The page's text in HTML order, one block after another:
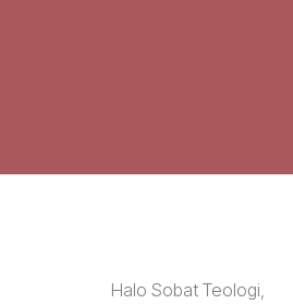
Halo Sobat Teologi,